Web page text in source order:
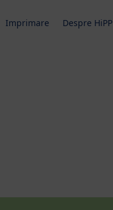
Imprimare Despre HiPP